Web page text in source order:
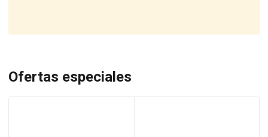
Ofertas especiales